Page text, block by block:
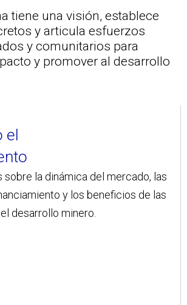
tiene una visión, establece
y articula esfuerzos
y comunitarios para
y promover al desarrollo
el
sobre la dinámica del mercado, las
y los beneficios de las
desarrollo minero.